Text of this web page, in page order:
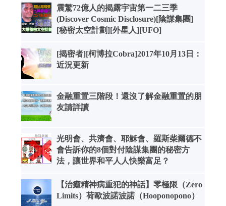
震驚72億人的揭露宇宙第一二三季
(Discover Cosmic Disclosure)[陰謀集團]
[秘密太空計劃][外星人][UFO]
[揭密者][柯博拉Cobra]2017年10月13日：
近況更新
金融重置三階段！還沒了解金融重置的朋
友請詳讀
光明會、共濟會、耶穌會、羅斯柴爾德不
會告訴你的8個對付陰謀集團的秘密方
法，讓世界和平人人快樂富足？
【治癒精神病重犯的神話】零極限（Zero
Limits）荷歐波諾波諾（Hooponopono）